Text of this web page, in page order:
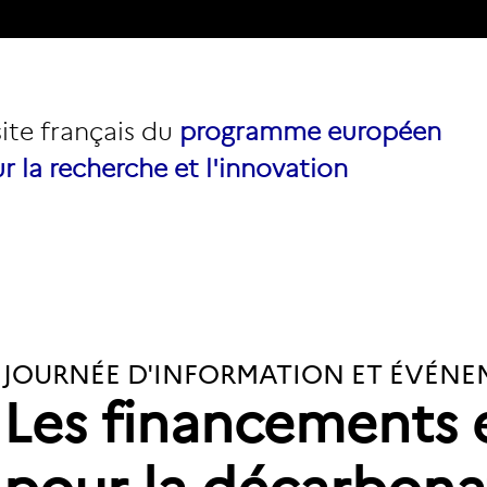
français du programme européen
la recherche et l'innovation
JOURNÉE D'INFORMATION ET
Les financements